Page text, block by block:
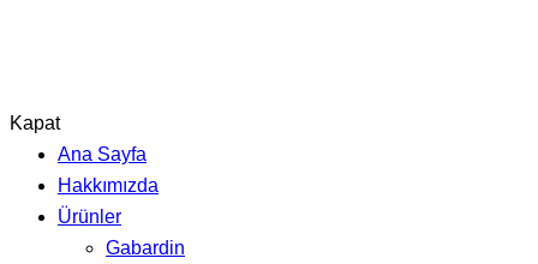
Kapat
Ana Sayfa
Hakkımızda
Ürünler
Gabardin